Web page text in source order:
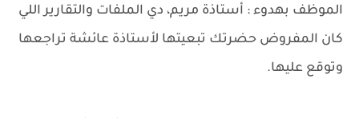
الموظف بهدوء : أستاذة مريم، دي الملفات والتقارير اللي
كان المفروض حضرتك تبعيتها لأستاذة عائشة تراجعها
وتوقع عليها.